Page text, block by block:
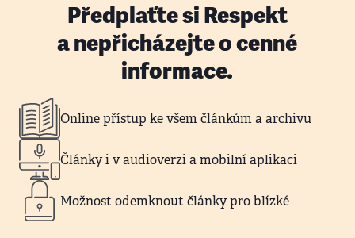
Předplaťte si Respekt
a nepřicházejte o cenné
informace.
Online přístup ke všem článkům a archivu
Články i v audioverzi a mobilní aplikaci
Možnost odemknout články pro blízké